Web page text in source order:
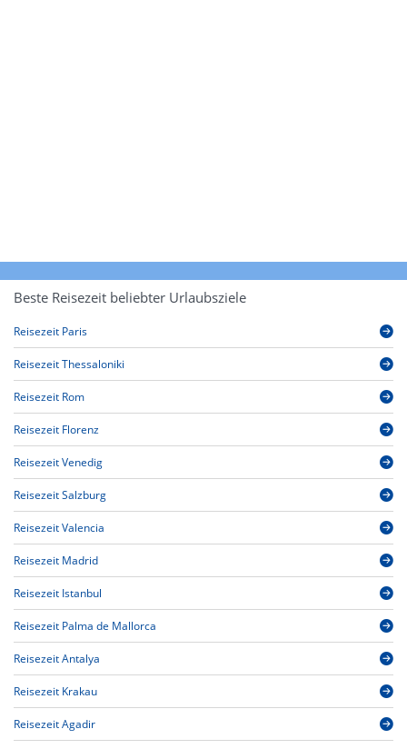
Beste Reisezeit beliebter Urlaubsziele
Reisezeit Paris
Reisezeit Thessaloniki
Reisezeit Rom
Reisezeit Florenz
Reisezeit Venedig
Reisezeit Salzburg
Reisezeit Valencia
Reisezeit Madrid
Reisezeit Istanbul
Reisezeit Palma de Mallorca
Reisezeit Antalya
Reisezeit Krakau
Reisezeit Agadir